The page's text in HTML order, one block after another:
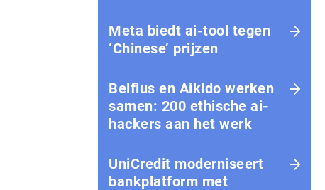
Meta biedt ai-tool tegen
‘Chinese’ prijzen
Belfius en Aikido werken
samen: 200 ethische ai-
hackers aan het werk
UniCredit moderniseert
bankplatform met